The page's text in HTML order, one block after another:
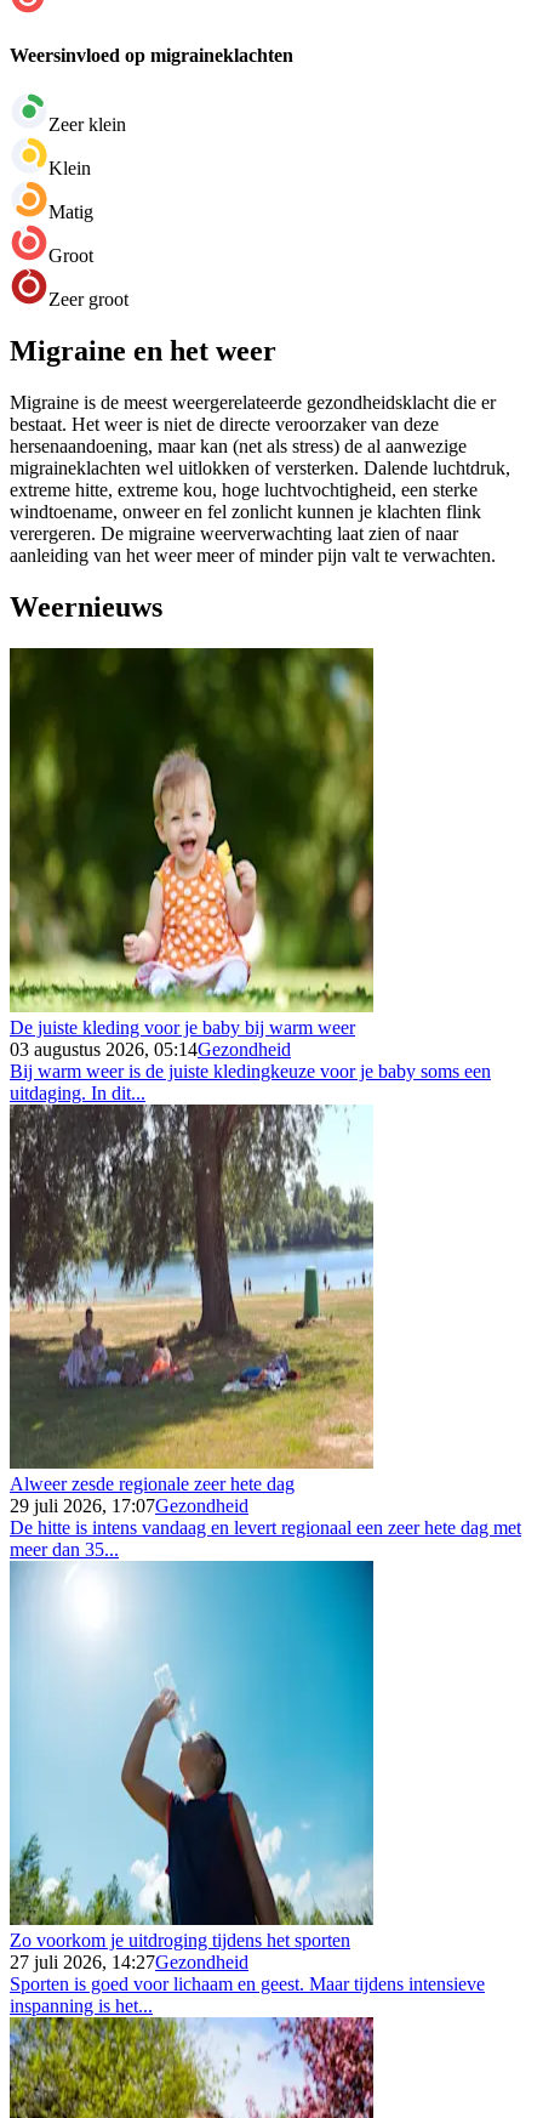
Weersinvloed op migraineklachten
Zeer klein
Klein
Matig
Groot
Zeer groot
Migraine en het weer
Migraine is de meest weergerelateerde gezondheidsklacht die er
bestaat. Het weer is niet de directe veroorzaker van deze
hersenaandoening, maar kan (net als stress) de al aanwezige
migraineklachten wel uitlokken of versterken. Dalende luchtdruk,
extreme hitte, extreme kou, hoge luchtvochtigheid, een sterke
windtoename, onweer en fel zonlicht kunnen je klachten flink
verergeren. De migraine weerverwachting laat zien of naar
aanleiding van het weer meer of minder pijn valt te verwachten.
Weernieuws
De juiste kleding voor je baby bij warm weer
03 augustus 2026, 05:14Gezondheid
Bij warm weer is de juiste kledingkeuze voor je baby soms een
uitdaging. In dit...
Alweer zesde regionale zeer hete dag
29 juli 2026, 17:07Gezondheid
De hitte is intens vandaag en levert regionaal een zeer hete dag met
meer dan 35...
Zo voorkom je uitdroging tijdens het sporten
27 juli 2026, 14:27Gezondheid
Sporten is goed voor lichaam en geest. Maar tijdens intensieve
inspanning is het...